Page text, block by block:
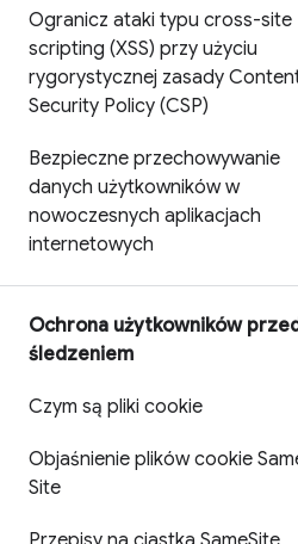
Ogranicz ataki typu cross-site
scripting (XSS) przy użyciu
rygorystycznej zasady
Security Policy (CSP)
Bezpieczne przechowywanie
danych użytkowników w
nowoczesnych aplikacjach
internetowych
Ochrona użytkowników
śledzeniem
Czym są pliki cookie
Objaśnienie plików cookie
Site